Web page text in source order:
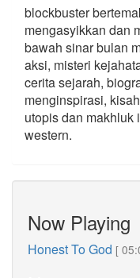
blockbuster
mengasyikkan dan
bawah sinar bulan
aksi, misteri
cerita sejarah,
menginspirasi,
utopis dan makhluk
western.
Now Playing
Honest To God [